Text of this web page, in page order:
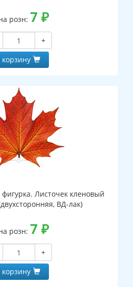
розн: 7 ₽
+
корзину
Листочек кленовый
ВД-лак)
розн: 7 ₽
+
корзину